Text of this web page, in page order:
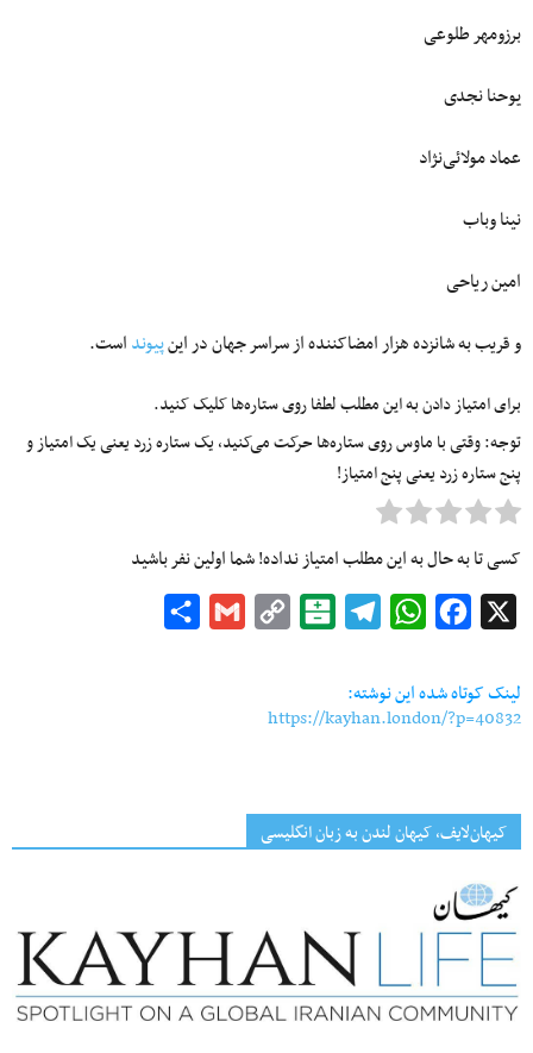
برزومهر طلوعی
یوحنا نجدی
عماد مولائی‌نژاد
نینا وباب
امین ریاحی
و قریب به شانزده هزار امضاکننده از سراسر جهان در اینپیونداست.
برای امتیاز دادن به این مطلب لطفا روی ستاره‌ها کلیک کنید.
توجه: وقتی با ماوس روی ستاره‌ها حرکت می‌کنید، یک ستاره زرد یعنی یک امتیاز و
پنج ستاره زرد یعنی پنج امتیاز!
کسی تا به حال به این مطلب امتیاز نداده! شما اولین نفر باشید
Facebook
WhatsApp
Telegram
Balatarin
Copy
Gmail
لینک کوتاه شده این نوشته:
https://kayhan.london/?p=40832
کیهان‌لایف، کیهان لندن به زبان انگلیسی